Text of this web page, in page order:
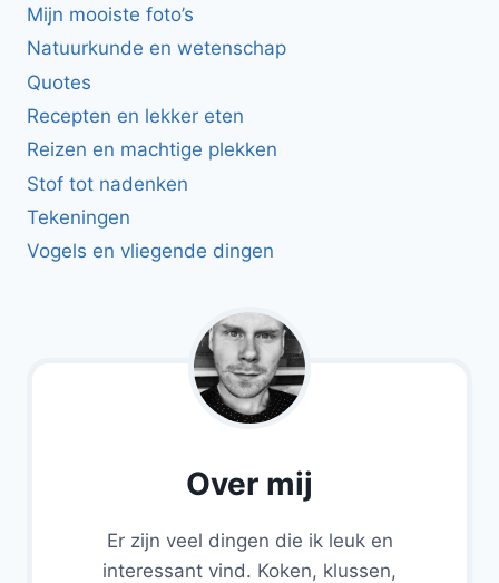
Mijn mooiste foto’s
Natuurkunde en wetenschap
Quotes
Recepten en lekker eten
Reizen en machtige plekken
Stof tot nadenken
Tekeningen
Vogels en vliegende dingen
Over mij
Er zijn veel dingen die ik leuk en
interessant vind. Koken, klussen,